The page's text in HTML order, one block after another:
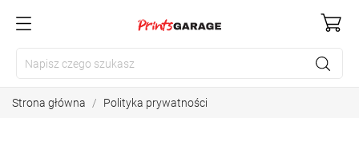
Strona główna Polityka prywatności